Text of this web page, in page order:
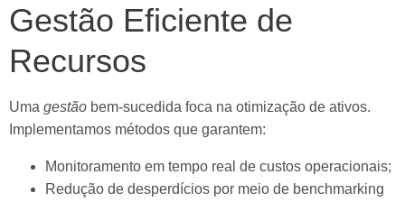
Gestão Eficiente de
Recursos
Uma gestão bem-sucedida foca na otimização de ativos.
Implementamos métodos que garantem:
Monitoramento em tempo real de custos operacionais;
Redução de desperdícios por meio de benchmarking